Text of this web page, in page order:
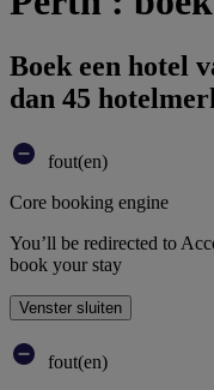
Boek een hotel
dan 45
fout(en)
Core booking engine
You’ll be redirected to
book your stay
Venster sluiten
fout(en)